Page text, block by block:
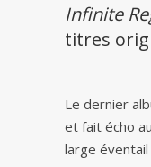
Infinite
titres
Le dernier
et fait écho
large éventail